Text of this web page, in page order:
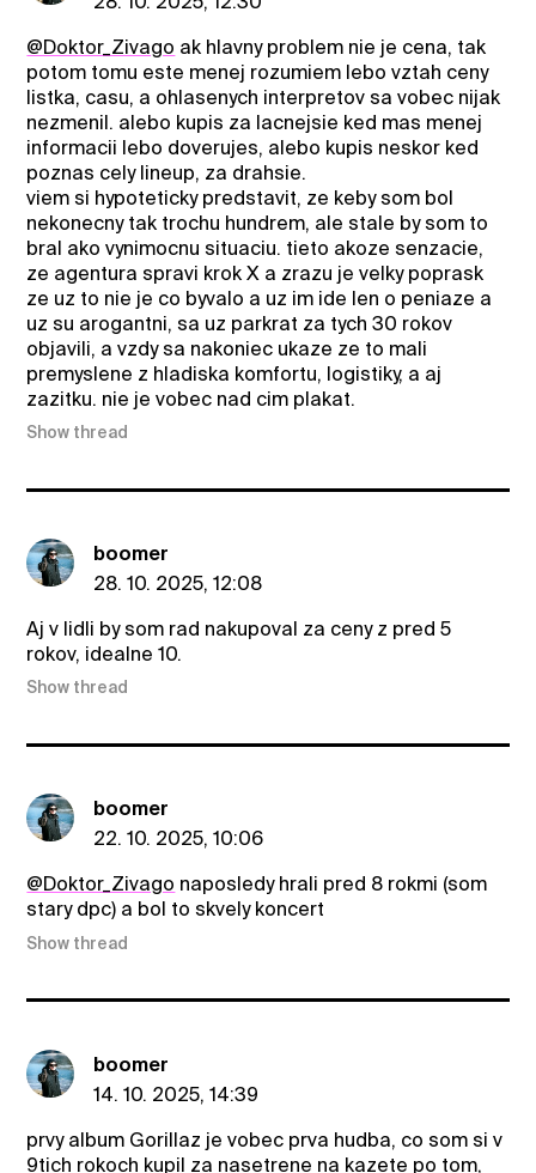
@Doktor_Zivago ak hlavny problem nie je cena, tak
potom tomu este menej rozumiem lebo vztah ceny
listka, casu, a ohlasenych interpretov sa vobec nijak
nezmenil. alebo kupis za lacnejsie ked mas menej
informacii lebo doverujes, alebo kupis neskor ked
poznas cely lineup, za drahsie.
viem si hypoteticky predstavit, ze keby som bol
nekonecny tak trochu hundrem, ale stale by som to
bral ako vynimocnu situaciu. tieto akoze senzacie,
ze agentura spravi krok X a zrazu je velky poprask
ze uz to nie je co byvalo a uz im ide len o peniaze a
uz su arogantni, sa uz parkrat za tych 30 rokov
objavili, a vzdy sa nakoniec ukaze ze to mali
premyslene z hladiska komfortu, logistiky, a aj
zazitku. nie je vobec nad cim plakat.
Show thread
boomer
28. 10. 2025, 12:08
Aj v lidli by som rad nakupoval za ceny z pred 5
rokov, idealne 10.
Show thread
boomer
22. 10. 2025, 10:06
@Doktor_Zivago naposledy hrali pred 8 rokmi (som
stary dpc) a bol to skvely koncert
Show thread
boomer
14. 10. 2025, 14:39
prvy album Gorillaz je vobec prva hudba, co som si v
9tich rokoch kupil za nasetrene na kazete po tom,